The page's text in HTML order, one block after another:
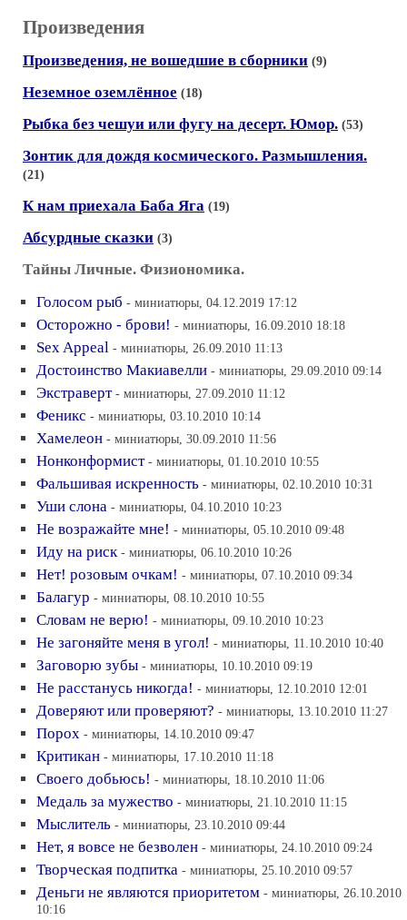
Произведения
Произведения, не вошедшие в сборники (9)
Неземное оземлённое (18)
Рыбка без чешуи или фугу на десерт. Юмор. (53)
Зонтик для дождя космического. Размышления.
(21)
К нам приехала Баба Яга (19)
Абсурдные сказки (3)
Тайны Личные. Физиономика.
Голосом рыб - миниатюры, 04.12.2019 17:12
Осторожно - брови! - миниатюры, 16.09.2010 18:18
Sex Appeal - миниатюры, 26.09.2010 11:13
Достоинство Макиавелли - миниатюры, 29.09.2010 09:14
Экстраверт - миниатюры, 27.09.2010 11:12
Феникс - миниатюры, 03.10.2010 10:14
Хамелеон - миниатюры, 30.09.2010 11:56
Нонконформист - миниатюры, 01.10.2010 10:55
Фальшивая искренность - миниатюры, 02.10.2010 10:31
Уши слона - миниатюры, 04.10.2010 10:23
Не возражайте мне! - миниатюры, 05.10.2010 09:48
Иду на риск - миниатюры, 06.10.2010 10:26
Нет! розовым очкам! - миниатюры, 07.10.2010 09:34
Балагур - миниатюры, 08.10.2010 10:55
Словам не верю! - миниатюры, 09.10.2010 10:23
Не загоняйте меня в угол! - миниатюры, 11.10.2010 10:40
Заговорю зубы - миниатюры, 10.10.2010 09:19
Не расстанусь никогда! - миниатюры, 12.10.2010 12:01
Доверяют или проверяют? - миниатюры, 13.10.2010 11:27
Порох - миниатюры, 14.10.2010 09:47
Критикан - миниатюры, 17.10.2010 11:18
Своего добьюсь! - миниатюры, 18.10.2010 11:06
Медаль за мужество - миниатюры, 21.10.2010 11:15
Мыслитель - миниатюры, 23.10.2010 09:44
Нет, я вовсе не безволен - миниатюры, 24.10.2010 09:24
Творческая подпитка - миниатюры, 25.10.2010 09:57
Деньги не являются приоритетом - миниатюры, 26.10.2010
10:16